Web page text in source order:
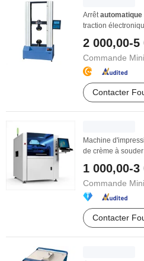
Arrêtautomatique
traction
2 000,00-5
Commande
Contacter
Machine
de crème à
1 000,00-3
Commande
Contacter